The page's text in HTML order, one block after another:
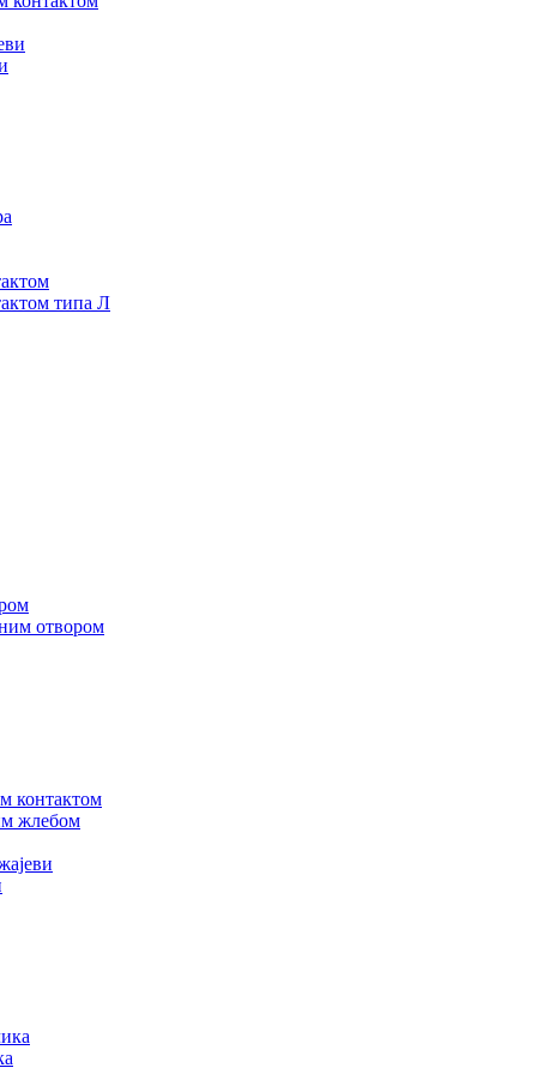
типа Л
отвором
контактом
жлебом